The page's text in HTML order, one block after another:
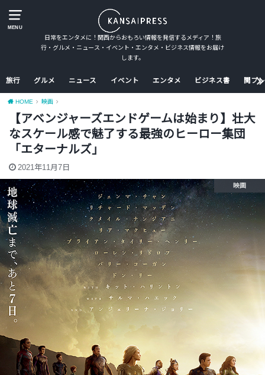
MENU
日常をエンタメに！関西からおもろい情報を発信するメディア！旅
行・グルメ・ニュース・イベント・エンタメ・ビジネス情報をお届け
します。
旅行 グルメ ニュース イベント エンタメ ビジネス書 関プ
HOME 映画
【アベンジャーズエンドゲームは始まり】壮大
なスケール感で魅了する最強のヒーロー集団
「エターナルズ」
2021年11月7日
映画